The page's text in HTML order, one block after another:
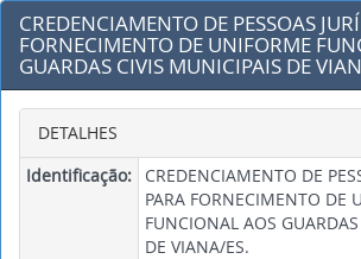
CREDENCIAMENTO DE PESSOAS
FORNECIMENTO DE UNIFORME
GUARDAS CIVIS MUNICIPAIS DE
DETALHES
Identificação:
CREDENCIAMENTO DE
PARA FORNECIMENTO DE
FUNCIONAL AOS
DE VIANA/ES.